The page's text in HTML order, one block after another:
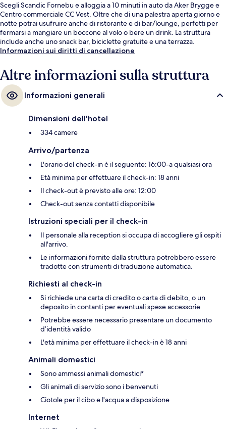
Scegli Scandic Fornebu e alloggia a 10 minuti in auto da Aker Brygge e
Centro commerciale CC Vest. Oltre che di una palestra aperta giorno e
notte potrai usufruire anche di ristorante e di bar/lounge, perfetti per
fermarsi a mangiare un boccone al volo o bere un drink. La struttura
include anche uno snack bar, biciclette gratuite e una terrazza.
Informazioni sui diritti di cancellazione
Altre informazioni sulla struttura
Informazioni generali
Dimensioni dell'hotel
334 camere
Arrivo/partenza
L'orario del check-in è il seguente: 16:00-a qualsiasi ora
Età minima per effettuare il check-in: 18 anni
Il check-out è previsto alle ore: 12:00
Check-out senza contatti disponibile
Istruzioni speciali per il check-in
Il personale alla reception si occupa di accogliere gli ospiti
all'arrivo.
Le informazioni fornite dalla struttura potrebbero essere
tradotte con strumenti di traduzione automatica.
Richiesti al check-in
Si richiede una carta di credito o carta di debito, o un
deposito in contanti per eventuali spese accessorie
Potrebbe essere necessario presentare un documento
d’identità valido
L'età minima per effettuare il check-in è 18 anni
Animali domestici
Sono ammessi animali domestici*
Gli animali di servizio sono i benvenuti
Ciotole per il cibo e l'acqua a disposizione
Internet